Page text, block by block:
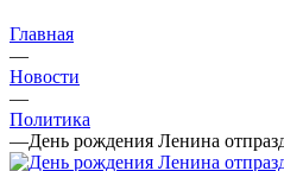
Главная
—
Новости
—
Политика
—День рождения Ленина